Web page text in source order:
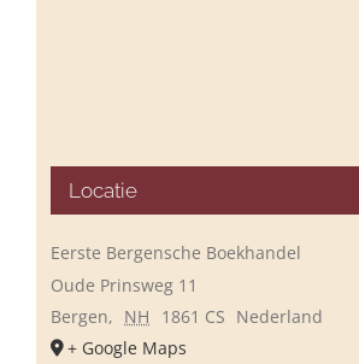
Locatie
Eerste Bergensche Boekhandel
Oude Prinsweg 11
Bergen, NH 1861 CS Nederland
+ Google Maps